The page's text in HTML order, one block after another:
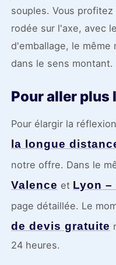
souples. Vous
rodée sur l'axe, avec
d'emballage, le même
dans le sens montant.
Pour aller plus
Pour élargir la
la longue
notre offre. Dans le
Valence et Lyon –
page détaillée. Le
de devis gratuite
24 heures.